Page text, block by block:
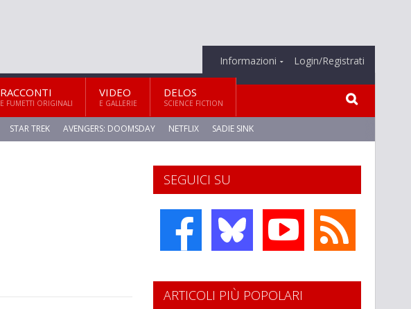
Informazioni Login/Registrati
RACCONTI
E FUMETTI ORIGINALI
VIDEO
E GALLERIE
DELOS
SCIENCE FICTION
STAR TREK AVENGERS: DOOMSDAY NETFLIX SADIE SINK
SEGUICI SU
ARTICOLI PIÙ POPOLARI